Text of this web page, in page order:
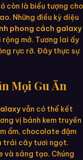
còn là biểu tượng cho
Những điều kỳ diệu
phong cách galaxy
mở. Tương lai ấy
rực rỡ. Đây thực sự
Mọi Gu Ăn
vẫn có thể kết
vị bánh kem truyền
ẩm, chocolate đậm
trái cây tươi ngọt.
và sáng tạo. Chúng